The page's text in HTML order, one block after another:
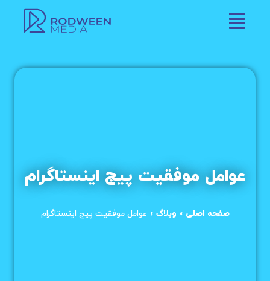
عوامل موفقیت پیج اینستاگرام
صفحه اصلی » وبلاگ » عوامل موفقیت پیج اینستاگرام